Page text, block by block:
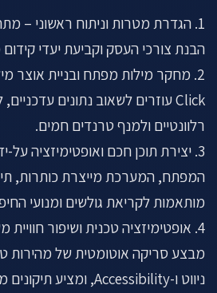
1. הגדרת מטרות וניתוח ראשוני –
הבנת צורכי העסק וקביעת יעדי
רלוונטיים ולמנף טרנדים חמים.
המפתח, המערכת מייצרת כותרות,
מותאמות לקריאת גולשים ומנועי
מבצע סריקה אוטומטית של מהירות
ניווט ו-Accessibility, ומציע תיקונים מידיים.